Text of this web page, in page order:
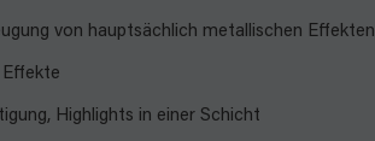
von hauptsächlich metallischen Effekten
Highlights in einer Schicht